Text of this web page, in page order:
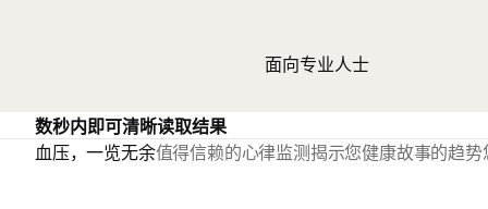
面向专业人士
数秒内即可清晰读取结果
血压，一览无余值得信赖的心律监测 揭示您健康故事的趋势